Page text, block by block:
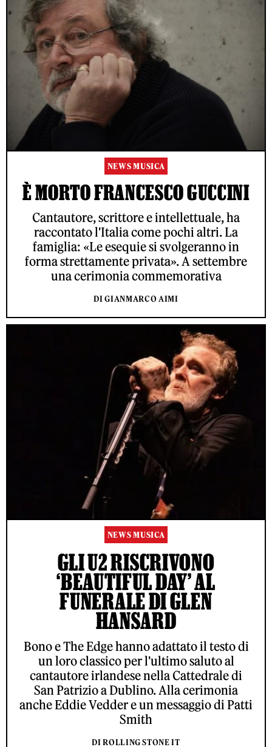
NEWS MUSICA
È MORTO FRANCESCO GUCCINI
Cantautore, scrittore e intellettuale, ha
raccontato l'Italia come pochi altri. La
famiglia: «Le esequie si svolgeranno in
forma strettamente privata». A settembre
una cerimonia commemorativa
DI GIANMARCO AIMI
NEWS MUSICA
GLI U2 RISCRIVONO
‘BEAUTIFUL DAY’ AL
FUNERALE DI GLEN
HANSARD
Bono e The Edge hanno adattato il testo di
un loro classico per l'ultimo saluto al
cantautore irlandese nella Cattedrale di
San Patrizio a Dublino. Alla cerimonia
anche Eddie Vedder e un messaggio di Patti
Smith
DI ROLLING STONE IT